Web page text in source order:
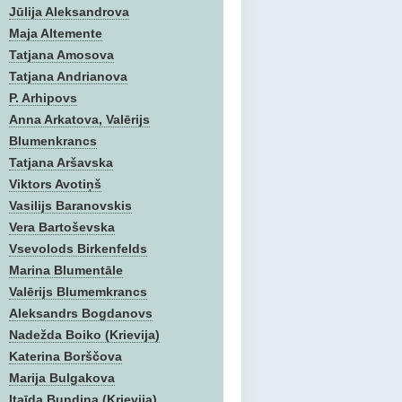
Jūlija Aleksandrova
Maja Altemente
Tatjana Amosova
Tatjana Andrianova
P. Arhipovs
Anna Arkatova, Valērijs
Blumenkrancs
Tatjana Aršavska
Viktors Avotiņš
Vasilijs Baranovskis
Vera Bartoševska
Vsevolods Birkenfelds
Marina Blumentāle
Valērijs Blumemkrancs
Aleksandrs Bogdanovs
Nadežda Boiko (Krievija)
Katerina Borščova
Marija Bulgakova